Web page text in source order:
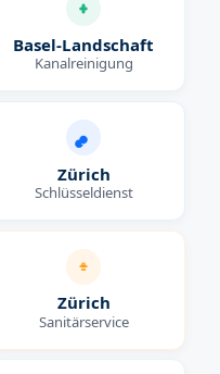
Basel-Landschaft
Kanalreinigung
Zürich
Schlüsseldienst
Zürich
Sanitärservice